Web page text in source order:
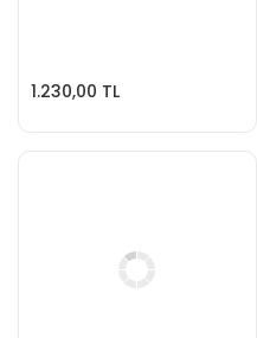
1.230,00 TL